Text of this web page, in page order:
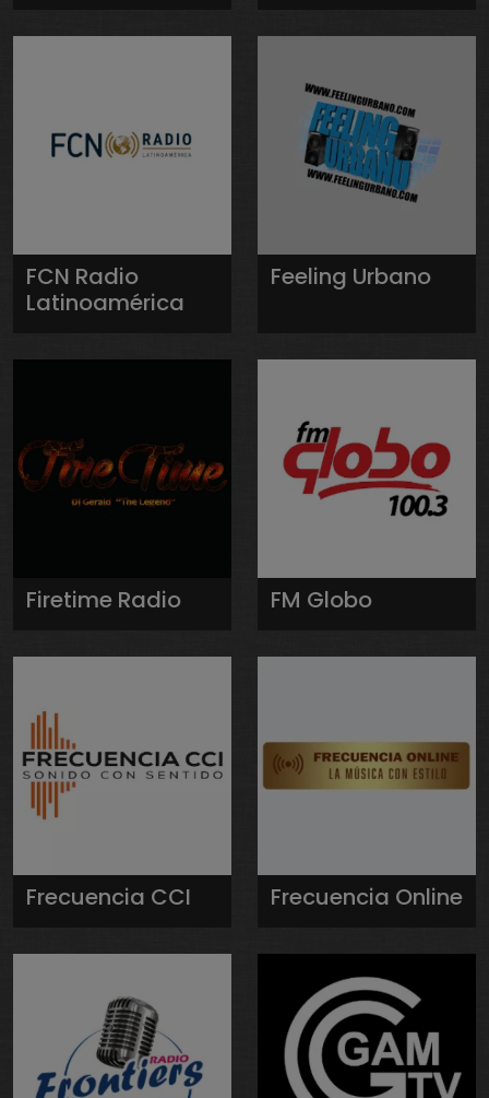
FCN Radio
Latinoamérica
Feeling Urbano
Firetime Radio FM Globo
Frecuencia CCI Frecuencia Online